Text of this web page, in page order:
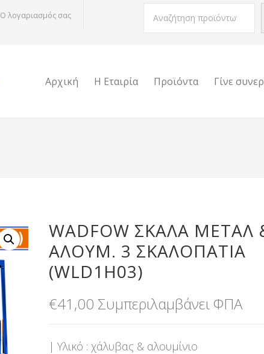
Ο λογαριασμός σας
Αναζήτηση
Αρχική Η Εταιρία Προϊόντα Γίνε
WADFOW ΣΚΑΛΑ ΜΕΤΑΛ
ΑΛΟΥΜ. 3 ΣΚΑΛΟΠΑΤΙΑ
(WLD1H03)
€41,00 Συμπεριλαμβάνει ΦΠΑ
| Υλικό : χάλυβας & αλουμίνιο